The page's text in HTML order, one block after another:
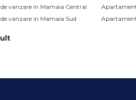
vanzare in Mamaia Central
vanzare in Mamaia Sud